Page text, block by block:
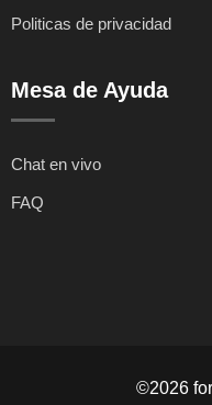
Politicas de privacidad
Mesa de Ayuda
Chat en vivo
FAQ
©2026